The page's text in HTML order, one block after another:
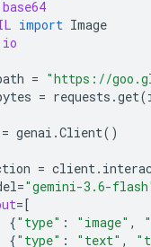
base64
import Image
io
= "https://
= requests .get(
= genai .Client()
= client.
="gemini-3.6-
=[
{"type" : "image" ,
{"type" : "text" ,